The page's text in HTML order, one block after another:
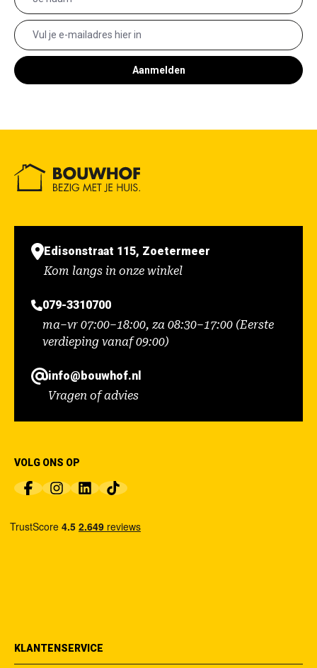
Aanmelden
Edisonstraat 115, Zoetermeer
Kom langs in onze winkel
079-3310700
ma–vr 07:00–18:00, za 08:30–17:00 (Eerste
verdieping vanaf 09:00)
info@bouwhof.nl
Vragen of advies
VOLG ONS OP
KLANTENSERVICE